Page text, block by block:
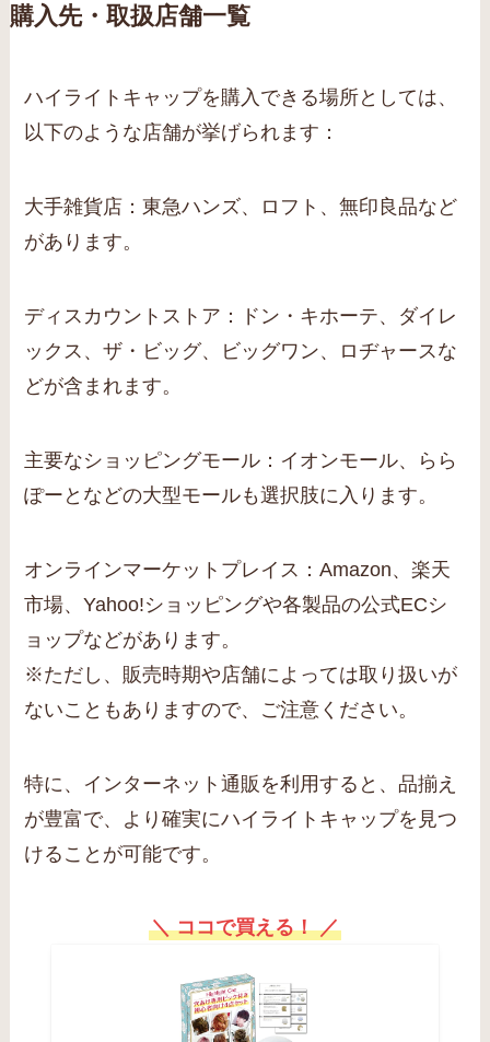
購入先・取扱店舗一覧
ハイライトキャップを購入できる場所としては、
以下のような店舗が挙げられます：
大手雑貨店：東急ハンズ、ロフト、無印良品など
があります。
ディスカウントストア：ドン・キホーテ、ダイレ
ックス、ザ・ビッグ、ビッグワン、ロヂャースな
どが含まれます。
主要なショッピングモール：イオンモール、らら
ぽーとなどの大型モールも選択肢に入ります。
オンラインマーケットプレイス：Amazon、楽天
市場、Yahoo!ショッピングや各製品の公式ECシ
ョップなどがあります。
※ただし、販売時期や店舗によっては取り扱いが
ないこともありますので、ご注意ください。
特に、インターネット通販を利用すると、品揃え
が豊富で、より確実にハイライトキャップを見つ
けることが可能です。
＼ ココで買える！ ／